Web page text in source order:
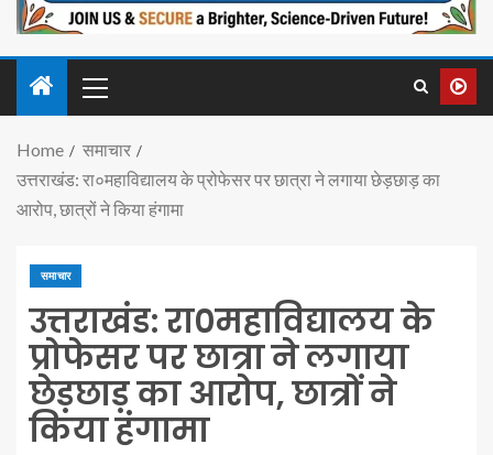
Home
समाचार
उत्तराखंड: रा०महाविद्यालय के प्रोफेसर पर छात्रा ने लगाया छेड़छाड़ का
आरोप, छात्रों ने किया हंगामा
समाचार
उत्तराखंड: रा०महाविद्यालय के
प्रोफेसर पर छात्रा ने लगाया
छेड़छाड़ का आरोप, छात्रों ने
किया हंगामा